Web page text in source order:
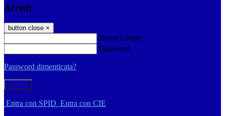
Accedi
button close ×
Nome Utente
Password
Password dimenticata?
-
Entra con SPID Entra con CIE